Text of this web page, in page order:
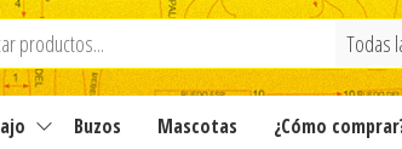
Buzos Mascotas ¿Cómo